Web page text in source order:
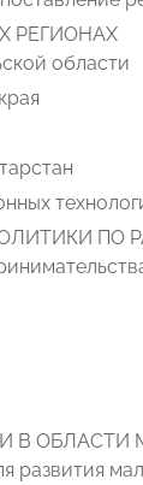
РЕГИОНАХ
области
ПО
ОБЛАСТИ
развития